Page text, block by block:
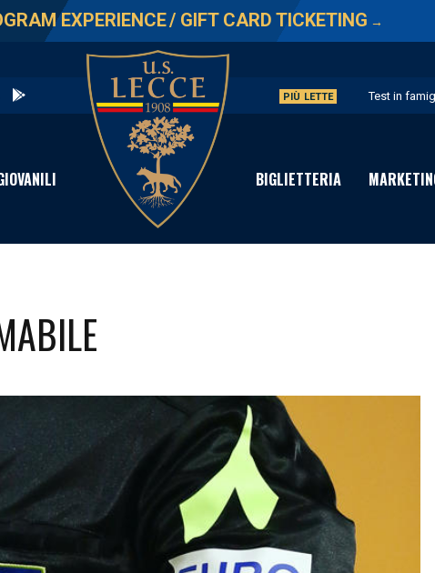
EXPERIENCE/ GIFT CARD TICKETING →
PIÙ LETTE Test in
Geubbels in
Aratravel è
BIGLIETTERIA